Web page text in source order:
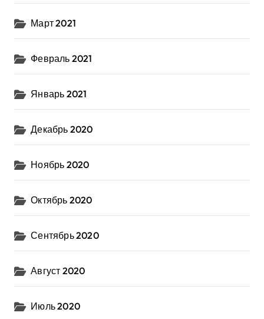
Март 2021
Февраль 2021
Январь 2021
Декабрь 2020
Ноябрь 2020
Октябрь 2020
Сентябрь 2020
Август 2020
Июль 2020